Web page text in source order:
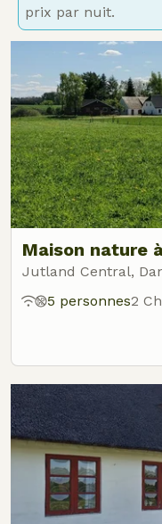
prix par nuit.
Maison nature
Jutland Central,
5 personnes2